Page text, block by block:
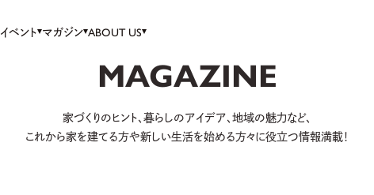
イベント マガジン ABOUT US
MAGAZINE
家づくりのヒント、暮らしのアイデア、地域の魅力など、
これから家を建てる方や新しい生活を始める方々に役立つ情報満載！